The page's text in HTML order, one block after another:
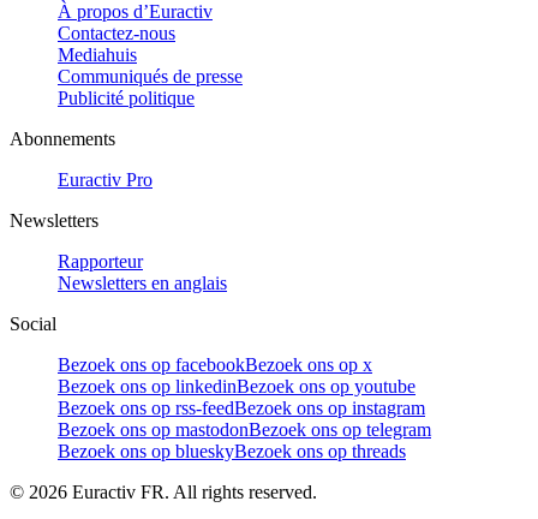
À propos d’Euractiv
Contactez-nous
Mediahuis
Communiqués de presse
Publicité politique
Abonnements
Euractiv Pro
Newsletters
Rapporteur
Newsletters en anglais
Social
Bezoek ons op facebookBezoek ons op x
Bezoek ons op linkedinBezoek ons op youtube
Bezoek ons op rss-feedBezoek ons op instagram
Bezoek ons op mastodonBezoek ons op telegram
Bezoek ons op blueskyBezoek ons op threads
© 2026 Euractiv FR. All rights reserved.